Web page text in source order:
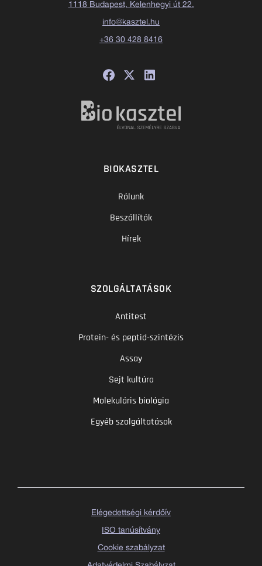
1118 Budapest, Kelenhegyi út 22.
info@kasztel.hu
+36 30 428 8416
BIOKASZTEL
Rólunk
Beszállítók
Hírek
SZOLGÁLTATÁSOK
Antitest
Protein- és peptid-szintézis
Assay
Sejt kultúra
Molekuláris biológia
Egyéb szolgáltatások
Elégedettségi kérdőív
ISO tanúsítvány
Cookie szabályzat